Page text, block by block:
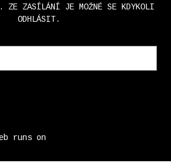
ZE ZASÍLÁNÍ JE MOŽNÉ SE KDYKOLI
ODHLÁSIT.
runs on